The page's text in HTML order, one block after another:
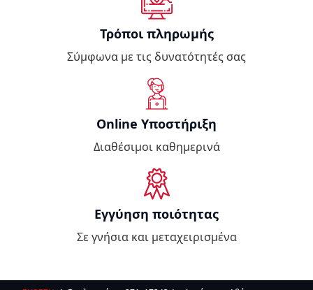
Τρόποι πληρωμής
Σύμφωνα με τις δυνατότητές σας
Online Υποστήριξη
Διαθέσιμοι καθημερινά
Εγγύηση ποιότητας
Σε γνήσια και μεταχειρισμένα